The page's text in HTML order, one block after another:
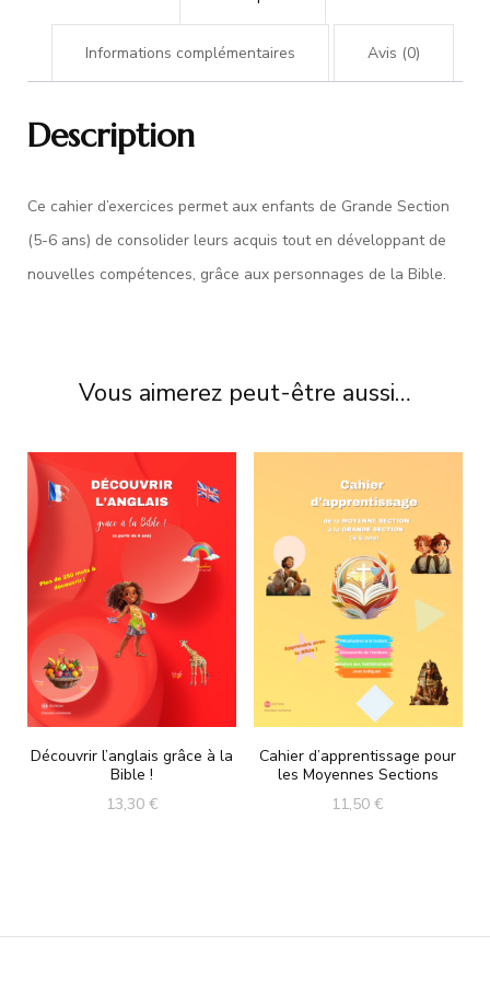
Informations complémentaires Avis (0)
Description
Ce cahier d’exercices permet aux enfants de Grande Section
(5-6 ans) de consolider leurs acquis tout en développant de
nouvelles compétences, grâce aux personnages de la Bible.
Vous aimerez peut-être aussi…
Découvrir l’anglais grâce à la
Bible !
13,30 €
Cahier d’apprentissage pour
les Moyennes Sections
11,50€